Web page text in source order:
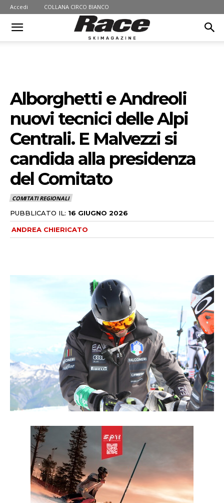
Accedi COLLANA CIRCO BIANCO
Alborghetti e Andreoli
nuovi tecnici delle Alpi
Centrali. E Malvezzi si
candida alla presidenza
del Comitato
COMITATI REGIONALI
PUBBLICATO IL: 16 GIUGNO 2026
ANDREA CHIERICATO